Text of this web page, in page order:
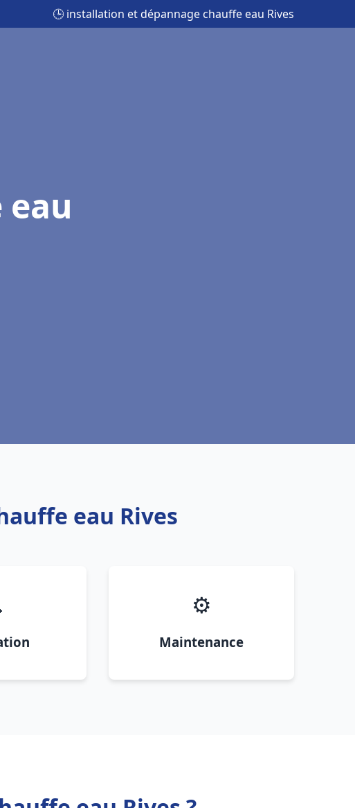
🕒 installation et dépannage chauffe eau Rives
eau Rives
⚙️
Maintenance